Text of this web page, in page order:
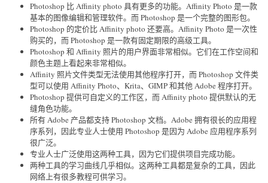
Photoshop 比 Affinity photo 具有更多的功能。Affinity Photo 是一款
基本的图像编辑和管理软件。而 Photoshop 是一个完整的图形包。
Photoshop 的定价比 Affinity photo 还要高。Affinity Photo 是一次性
购买的，而 Photoshop 是一款有固定期限的高级工具。
Photoshop 和 Affinity 照片的用户界面非常相似。它们在工作空间和
颜色主题上看起来非常相似。
Affinity 照片文件类型无法使用其他程序打开，而 Photoshop 文件类
型可以使用 Affinity Photo、Krita、GIMP 和其他 Adobe 程序打开。
Photoshop 提供可自定义的工作区，而 Affinity photo 提供默认的无
缝角色功能。
所有 Adobe 产品都支持 Photoshop 文档。Adobe 拥有很长的应用程
序系列，因此专业人士使用 Photoshop 是因为 Adobe 应用程序系列
很广泛。
专业人士广泛使用这两种工具，因为它们提供项目完成功能。
两种工具的学习曲线几乎相似。这两种工具都是复杂的工具，因此
网络上有很多教程可供学习。